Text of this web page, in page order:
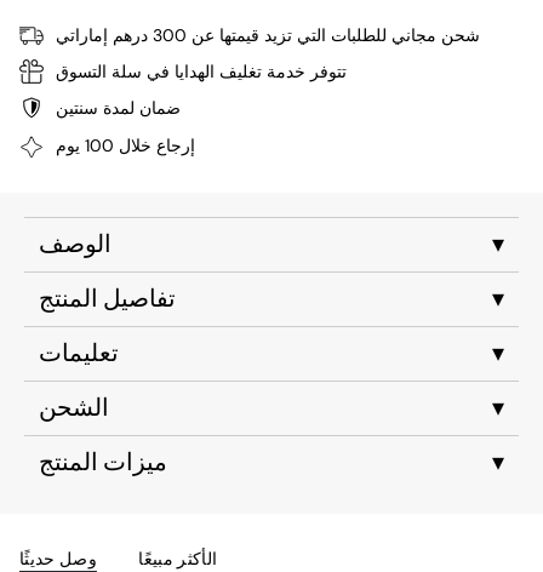
شحن مجاني للطلبات التي تزيد قيمتها عن 300 درهم إماراتي
تتوفر خدمة تغليف الهدايا في سلة التسوق
ضمان لمدة سنتين
إرجاع خلال 100 يوم
الوصف ▾
تفاصيل المنتج ▾
تعليمات ▾
الشحن ▾
ميزات المنتج ▾
وصل حديثًا الأكثر مبيعًا